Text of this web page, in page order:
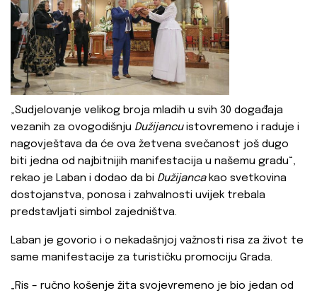
„Sudjelovanje velikog broja mladih u svih 30 događaja
vezanih za ovogodišnju Dužijancuistovremeno i raduje i
nagovještava da će ova žetvena svečanost još dugo
biti jedna od najbitnijih manifestacija u našemu gradu“,
rekao je Laban i dodao da bi Dužijancakao svetkovina
dostojanstva, ponosa i zahvalnosti uvijek trebala
predstavljati simbol zajedništva.
Laban je govorio i o nekadašnjoj važnosti risa za život te
same manifestacije za turističku promociju Grada.
„Ris – ručno košenje žita svojevremeno je bio jedan od